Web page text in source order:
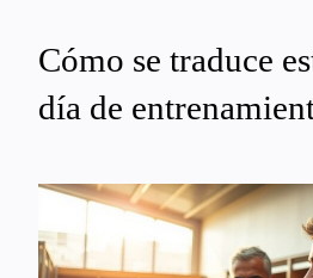
Cómo se traduce
día de